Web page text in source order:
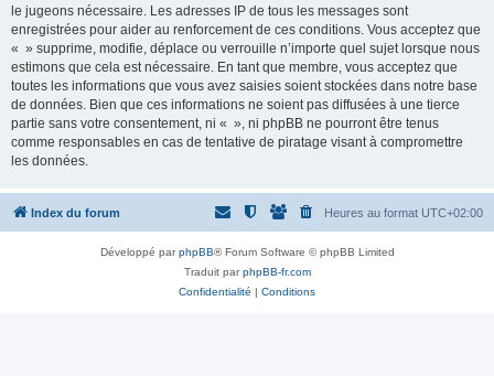
le jugeons nécessaire. Les adresses IP de tous les messages sont
enregistrées pour aider au renforcement de ces conditions. Vous acceptez que
« » supprime, modifie, déplace ou verrouille n’importe quel sujet lorsque nous
estimons que cela est nécessaire. En tant que membre, vous acceptez que
toutes les informations que vous avez saisies soient stockées dans notre base
de données. Bien que ces informations ne soient pas diffusées à une tierce
partie sans votre consentement, ni « », ni phpBB ne pourront être tenus
comme responsables en cas de tentative de piratage visant à compromettre
les données.
Index du forum Heures au format UTC+02:00
Développé parphpBB® Forum Software © phpBB Limited
Traduit parphpBB-fr.com
Confidentialité | Conditions